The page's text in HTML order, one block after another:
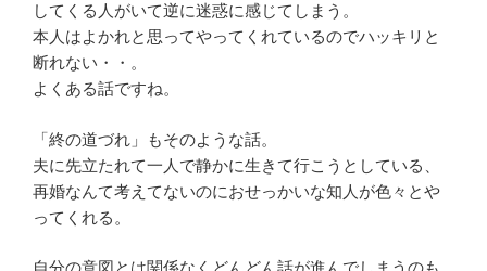
してくる人がいて逆に迷惑に感じてしまう。
本人はよかれと思ってやってくれているのでハッキリと
断れない・・。
よくある話ですね。
「終の道づれ」もそのような話。
夫に先立たれて一人で静かに生きて行こうとしている、
再婚なんて考えてないのにおせっかいな知人が色々とや
ってくれる。